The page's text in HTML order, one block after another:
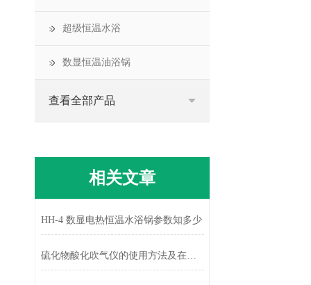
超级恒温水浴
数显恒温油浴锅
查看全部产品
相关文章
HH-4 数显电热恒温水浴锅参数知多少
硫化物酸化吹气仪的使用方法及在使用中需要注意的事项